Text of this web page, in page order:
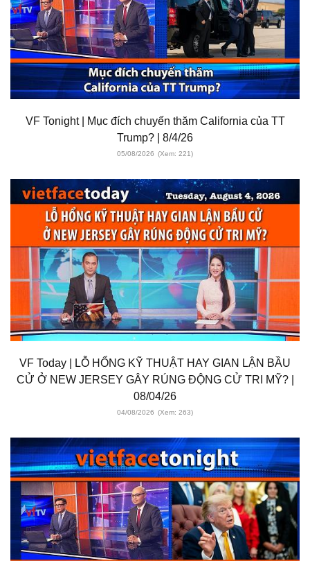
VF Tonight | Mục đích chuyến thăm California của TT
Trump? | 8/4/26
05/08/2026 (Xem: 221)
VF Today | LỖ HỔNG KỸ THUẬT HAY GIAN LẬN BẦU
CỬ Ở NEW JERSEY GÂY RÚNG ĐỘNG CỬ TRI MỸ? |
08/04/26
04/08/2026 (Xem: 263)